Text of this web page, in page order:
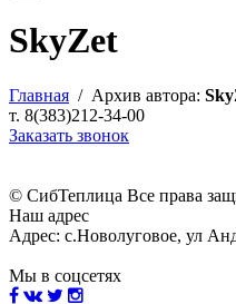
SkyZet
Главная / Архив автора:
т. 8(383)212-34-00
Заказать звонок
© СибТеплица Все права
Наш адрес
Адрес: с.Новолуговое, ул
Мы в соцсетях